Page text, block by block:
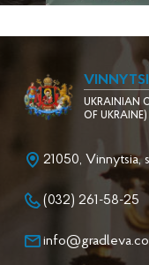
UKRAINIAN
OF UKRAINE)
21050, Vinnytsia,
(032) 261-58-25